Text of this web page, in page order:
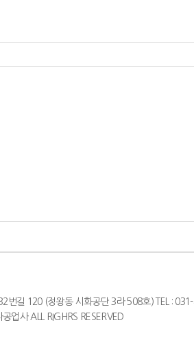
번길 120 (정왕동 시화공단 3라 508호) TEL :
업사 ALL RIGHRS RESERVED